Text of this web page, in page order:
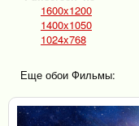
1600x1200
1400x1050
1024x768
Еще обои Фильмы: